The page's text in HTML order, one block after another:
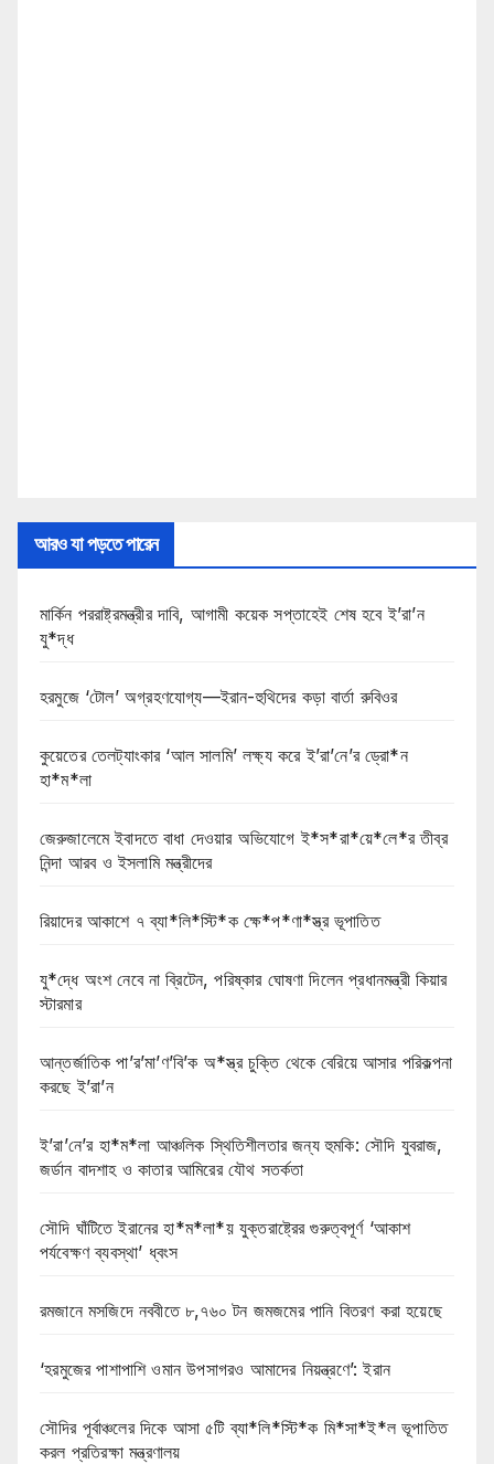
আরও যা পড়তে পারেন
মার্কিন পররাষ্ট্রমন্ত্রীর দাবি, আগামী কয়েক সপ্তাহেই শেষ হবে ই’রা’ন
যু*দ্ধ
হরমুজে ‘টোল’ অগ্রহণযোগ্য—ইরান-হুথিদের কড়া বার্তা রুবিওর
কুয়েতের তেলট্যাংকার ‘আল সালমি’ লক্ষ্য করে ই’রা’নে’র ড্রো*ন
হা*ম*লা
জেরুজালেমে ইবাদতে বাধা দেওয়ার অভিযোগে ই*স*রা*য়ে*লে*র তীব্র
নিন্দা আরব ও ইসলামি মন্ত্রীদের
রিয়াদের আকাশে ৭ ব্যা*লি*স্টি*ক ক্ষে*প*ণা*স্ত্র ভূপাতিত
যু*দ্ধে অংশ নেবে না ব্রিটেন, পরিষ্কার ঘোষণা দিলেন প্রধানমন্ত্রী কিয়ার
স্টারমার
আন্তর্জাতিক পা’র’মা’ণ’বি’ক অ*স্ত্র চুক্তি থেকে বেরিয়ে আসার পরিকল্পনা
করছে ই’রা’ন
ই’রা’নে’র হা*ম*লা আঞ্চলিক স্থিতিশীলতার জন্য হুমকি: সৌদি যুবরাজ,
জর্ডান বাদশাহ ও কাতার আমিরের যৌথ সতর্কতা
সৌদি ঘাঁটিতে ইরানের হা*ম*লা*য় যুক্তরাষ্ট্রের গুরুত্বপূর্ণ ‘আকাশ
পর্যবেক্ষণ ব্যবস্থা’ ধ্বংস
রমজানে মসজিদে নববীতে ৮,৭৬০ টন জমজমের পানি বিতরণ করা হয়েছে
‘হরমুজের পাশাপাশি ওমান উপসাগরও আমাদের নিয়ন্ত্রণে’: ইরান
সৌদির পূর্বাঞ্চলের দিকে আসা ৫টি ব্যা*লি*স্টি*ক মি*সা*ই*ল ভূপাতিত
করল প্রতিরক্ষা মন্ত্রণালয়